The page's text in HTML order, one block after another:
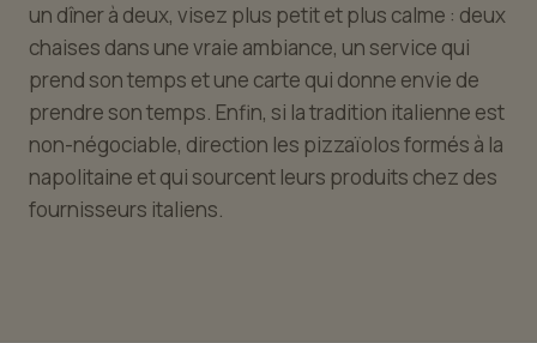
un dîner à deux, visez plus petit et plus calme : deux
chaises dans une vraie ambiance, un service qui
prend son temps et une carte qui donne envie de
prendre son temps. Enfin, si la tradition italienne est
non-négociable, direction les pizzaïolos formés à la
napolitaine et qui sourcent leurs produits chez des
fournisseurs italiens.